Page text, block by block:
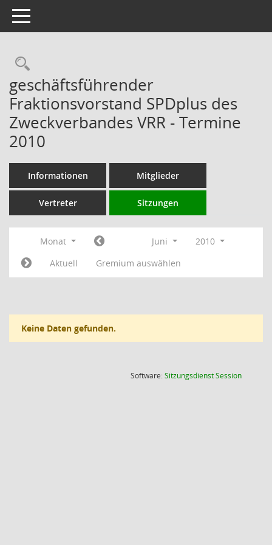
Toggle navigation
Rechercheauswahl
geschäftsführender
Fraktionsvorstand SPDplus des
Zweckverbandes VRR - Termine
2010
Informationen Mitglieder
Vertreter Sitzungen
Monat Juni
2010
Aktuell
Gremium auswählen
Keine Daten gefunden.
Software:SitzungsdienstSession(Wird in